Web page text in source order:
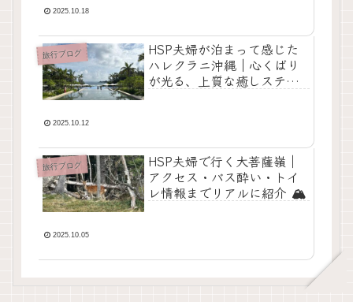
2025.10.18
旅行ブログ
HSP夫婦が泊まって感じた
ハレクラニ沖縄｜心くばり
が光る、上質な癒しステイ
2025.10.12
旅行ブログ
HSP夫婦で行く大菩薩嶺｜
アクセス・バス酔い・トイ
レ情報までリアルに紹介 🏔️
2025.10.05